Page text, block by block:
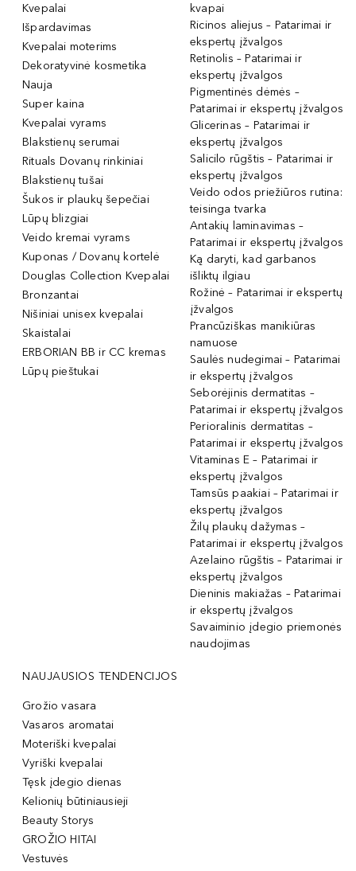
Kvepalai
Išpardavimas
Kvepalai moterims
Dekoratyvinė kosmetika
Nauja
Super kaina
Kvepalai vyrams
Blakstienų serumai
Rituals Dovanų rinkiniai
Blakstienų tušai
Šukos ir plaukų šepečiai
Lūpų blizgiai
Veido kremai vyrams
Kuponas / Dovanų kortelė
Douglas Collection Kvepalai
Bronzantai
Nišiniai unisex kvepalai
Skaistalai
ERBORIAN BB ir CC kremas
Lūpų pieštukai
kvapai
Ricinos aliejus – Patarimai ir
ekspertų įžvalgos
Retinolis – Patarimai ir
ekspertų įžvalgos
Pigmentinės dėmės –
Patarimai ir ekspertų įžvalgos
Glicerinas – Patarimai ir
ekspertų įžvalgos
Salicilo rūgštis – Patarimai ir
ekspertų įžvalgos
Veido odos priežiūros rutina:
teisinga tvarka
Antakių laminavimas –
Patarimai ir ekspertų įžvalgos
Ką daryti, kad garbanos
išliktų ilgiau
Rožinė – Patarimai ir ekspertų
įžvalgos
Prancūziškas manikiūras
namuose
Saulės nudegimai – Patarimai
ir ekspertų įžvalgos
Seborėjinis dermatitas –
Patarimai ir ekspertų įžvalgos
Perioralinis dermatitas –
Patarimai ir ekspertų įžvalgos
Vitaminas E – Patarimai ir
ekspertų įžvalgos
Tamsūs paakiai – Patarimai ir
ekspertų įžvalgos
Žilų plaukų dažymas –
Patarimai ir ekspertų įžvalgos
Azelaino rūgštis – Patarimai ir
ekspertų įžvalgos
Dieninis makiažas – Patarimai
ir ekspertų įžvalgos
Savaiminio įdegio priemonės
naudojimas
NAUJAUSIOS TENDENCIJOS
Grožio vasara
Vasaros aromatai
Moteriški kvepalai
Vyriški kvepalai
Tęsk įdegio dienas
Kelionių būtiniausieji
Beauty Storys
GROŽIO HITAI
Vestuvės